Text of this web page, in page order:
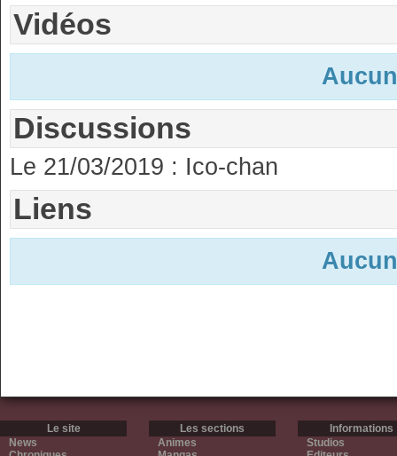
Vidéos
Discussions
Le 21/03/2019 : Ico-chan
Liens
Le site
News
Les sections
Animes
Informations
Studios